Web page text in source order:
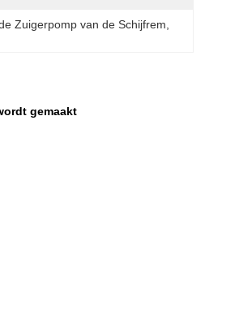
Zuigerpomp van de Schijfrem
gemaakt